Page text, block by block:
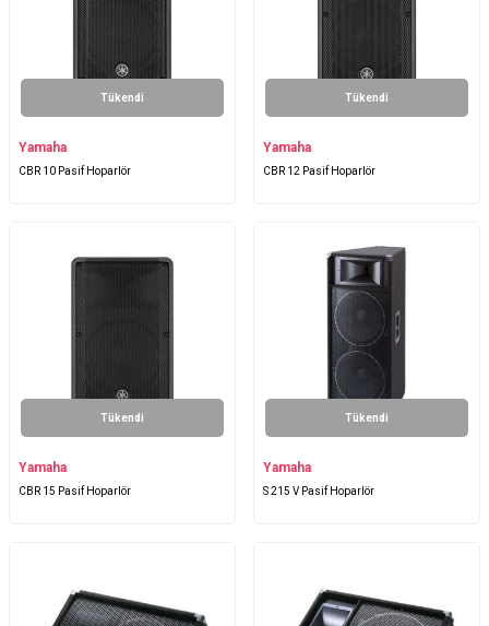
Tükendi
Yamaha
CBR 10 Pasif Hoparlör
Tükendi
Yamaha
CBR 12 Pasif Hoparlör
Tükendi
Yamaha
CBR 15 Pasif Hoparlör
Tükendi
Yamaha
S 215 V Pasif Hoparlör